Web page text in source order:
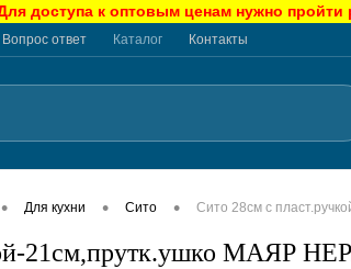
доступа к оптовым ценам нужно пройти
Вопрос ответ Каталог Контакты
• Для кухни • Сито • Сито 28см с
21см,прутк.ушко МАЯР